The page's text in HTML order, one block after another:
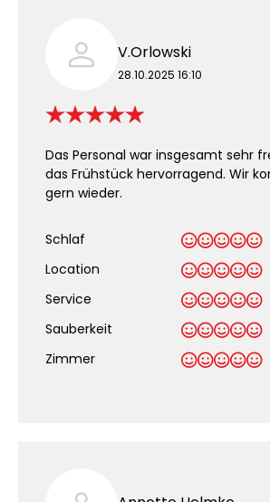
V.Orlowski
28.10.2025 16:10
Das Personal war insgesamt sehr
das Frühstück hervorragend. Wir
gern wieder.
Schlaf
Location
Service
Sauberkeit
Zimmer